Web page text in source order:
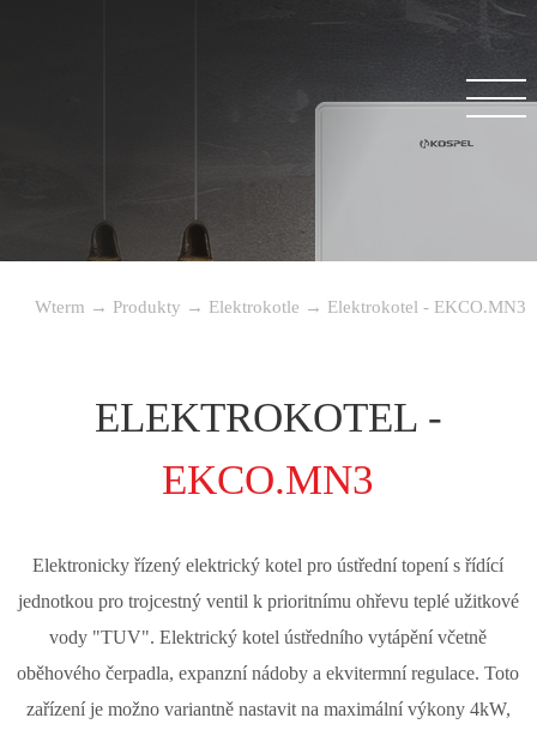
Wterm → Produkty → Elektrokotle → Elektrokotel - EKCO.MN3
ELEKTROKOTEL -
EKCO.MN3
Elektronicky řízený elektrický kotel pro ústřední topení s řídící
jednotkou pro trojcestný ventil k prioritnímu ohřevu teplé užitkové
vody "TUV". Elektrický kotel ústředního vytápění včetně
oběhového čerpadla, expanzní nádoby a ekvitermní regulace. Toto
zařízení je možno variantně nastavit na maximální výkony 4kW,